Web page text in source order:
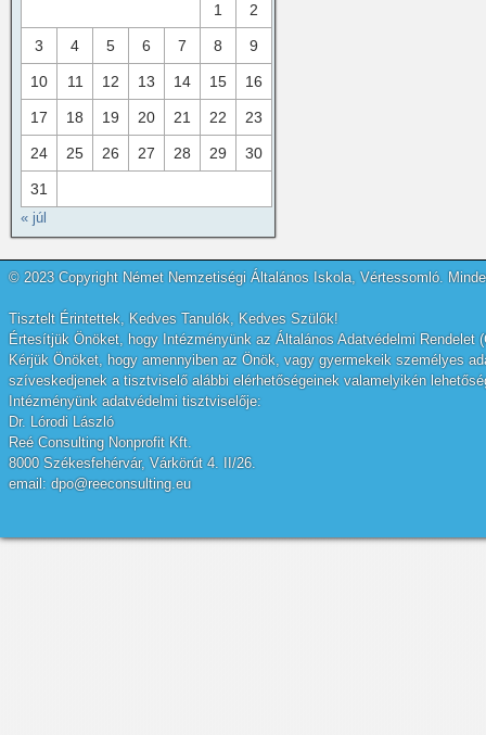
1 2
3 4 5 6 7 8 9
10 11 12 13 14 15 16
17 18 19 20 21 22 23
24 25 26 27 28 29 30
31
« júl
© 2023 Copyright Német Nemzetiségi Általános Iskola, Vértessomló.
Tisztelt Érintettek, Kedves Tanulók, Kedves Szülők!
Értesítjük Önöket, hogy Intézményünk az Általános Adatvédelmi
Kérjük Önöket, hogy amennyiben az Önök, vagy gyermekeik személyes
szíveskedjenek a tisztviselő alábbi elérhetőségeinek valamelyikén
Intézményünk adatvédelmi tisztviselője:
Dr. Lórodi László
Reé Consulting Nonprofit Kft.
8000 Székesfehérvár, Várkörút 4. II/26.
email: dpo@reeconsulting.eu